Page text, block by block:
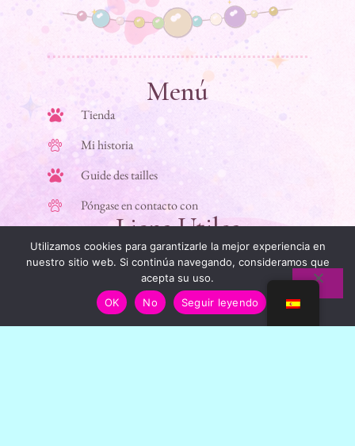
Menú
Tienda
Mi historia
Guide des tailles
Póngase en contacto con
Liens Utiles
Información jurídica
Condiciones generales de venta
Política de privacidad
Utilizamos cookies para garantizarle la mejor experiencia en
nuestro sitio web. Si continúa navegando, consideramos que
acepta su uso.
OK
No Seguir leyendo